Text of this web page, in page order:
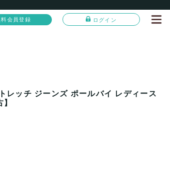
料会員登録 ログイン
レッチ ジーンズ ポールバイ レディース